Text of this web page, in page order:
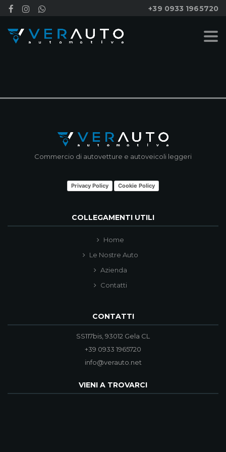
+39 0933 1965720
Commercio di autovetture e autoveicoli leggeri
Privacy Policy Cookie Policy
COLLEGAMENTI UTILI
Home
Le Nostre Auto
Azienda
Contatti
CONTATTI
SS117bis, 93012 Gela CL
+39 0933 1965720
info@verauto.net
VIENI A TROVARCI